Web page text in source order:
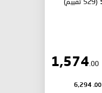
.00
.00